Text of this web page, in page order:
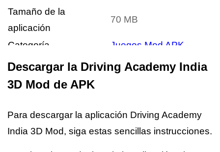
Tamaño de la
aplicación
70 MB
Categoría
Juegos Mod APK
Desarrollador
Juegos2win.com
Precio
Requisitos para Android4.0 o posterior
Descargar la Driving Academy India
3D Mod de APK
Para descargar la aplicación Driving Academy
India 3D Mod, siga estas sencillas instrucciones.